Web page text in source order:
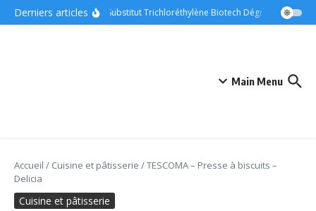
Aller au contenu
Derniers articlesONYX – Substitut Trichloréthylène Biotech Dégraissant
Main Menu
Accueil / Cuisine et pâtisserie /TESCOMA – Presse à biscuits –
Delicia
Cuisine et pâtisserie